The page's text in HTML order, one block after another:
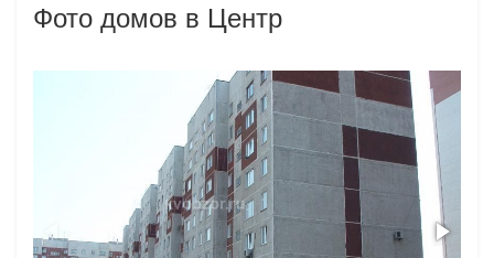
Фото домов в Центр